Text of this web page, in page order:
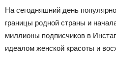
На сегодняшний день
границы родной страны и
миллионы подписчиков в
идеалом женской красоты и